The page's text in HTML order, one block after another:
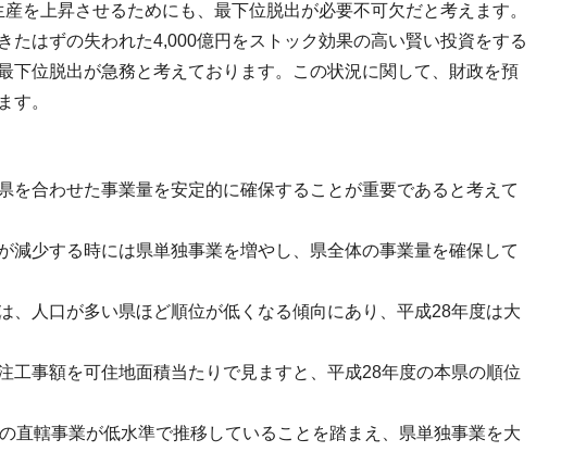
を上昇させるためにも、最下位脱出が必要不可欠だと考えます。
はずの失われた4,000億円をストック効果の高い賢い投資をする
位脱出が急務と考えております。この状況に関して、財政を預
す。
合わせた事業量を安定的に確保することが重要であると考えて
少する時には県単独事業を増やし、県全体の事業量を確保して
人口が多い県ほど順位が低くなる傾向にあり、平成28年度は大
事額を可住地面積当たりで見ますと、平成28年度の本県の順位
直轄事業が低水準で推移していることを踏まえ、県単独事業を大